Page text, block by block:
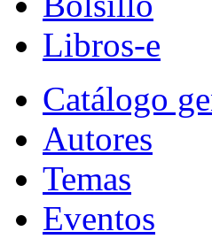
Libros-e
Catálogo
Autores
Temas
Eventos